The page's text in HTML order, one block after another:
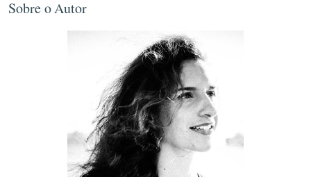
Sobre o Autor